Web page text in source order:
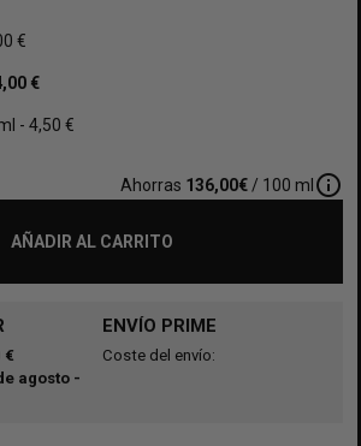
€
€
- 4,50 €
Ahorras 136,00€ / 100 mlinfo_outline
AÑADIR AL CARRITO
€
agosto -
ENVÍO PRIME
Coste del envío: